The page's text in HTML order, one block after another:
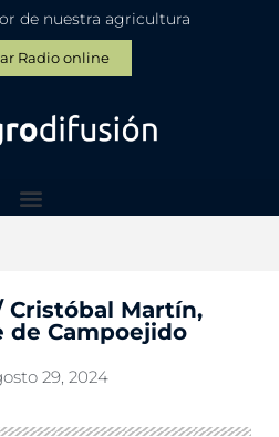
de nuestra agricultura
Radio online
Cristóbal Martín,
de Campoejido
29, 2024